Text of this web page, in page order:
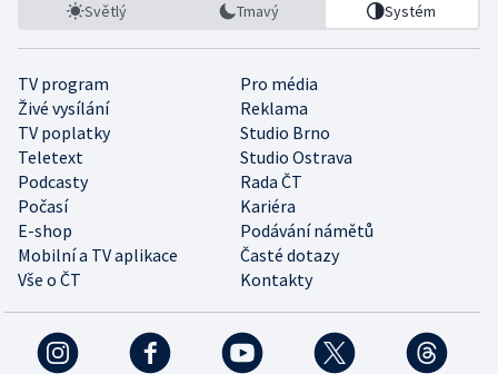
Světlý Tmavý Systém
TV program
Pro média
Živé vysílání
Reklama
TV poplatky
Studio Brno
Teletext
Studio Ostrava
Podcasty
Rada ČT
Počasí
Kariéra
E-shop
Podávání námětů
Mobilní a TV aplikace
Časté dotazy
Vše o ČT
Kontakty